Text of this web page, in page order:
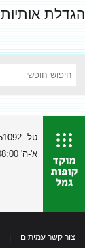
הגדלת אותיות
טל: 03-5651092
א'-ה' 08:00 – 16:00
צור קשר עמיתים